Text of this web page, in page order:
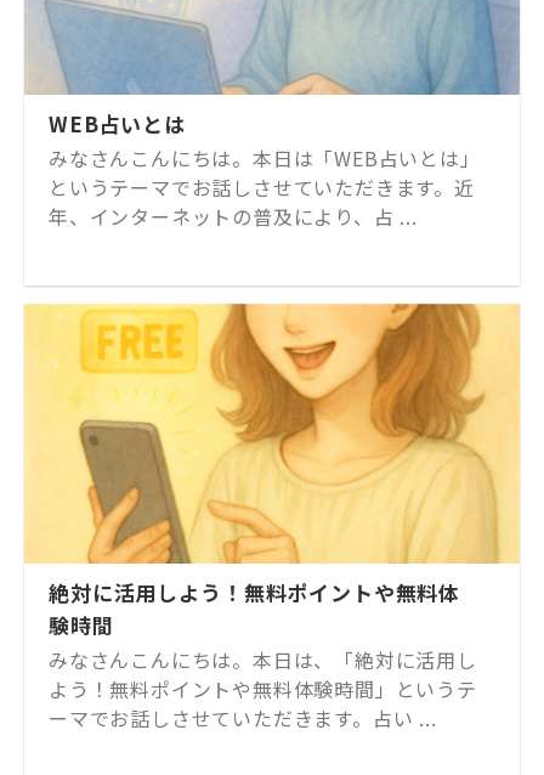
WEB占いとは
みなさんこんにちは。本日は「WEB占いとは」
というテーマでお話しさせていただきます。近
年、インターネットの普及により、占 ...
絶対に活用しよう！無料ポイントや無料体
験時間
みなさんこんにちは。本日は、「絶対に活用し
よう！無料ポイントや無料体験時間」というテ
ーマでお話しさせていただきます。占い ...